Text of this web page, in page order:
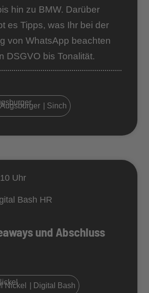
hin zu BMW. Darüber
es Tipps, was Ihr bei der
von WhatsApp beachten
DSGVO bis Tonalität.
| Sinch
Uhr
Bash HR
und Abschluss
Nickel | Digital Bash